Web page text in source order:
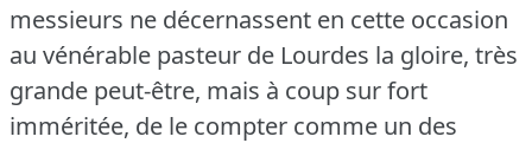
messieurs ne décernassent en cette occasion
au vénérable pasteur de Lourdes la gloire, très
grande peut-être, mais à coup sur fort
imméritée, de le compter comme un des